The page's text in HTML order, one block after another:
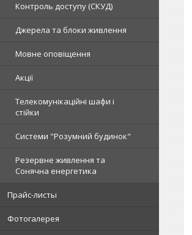
Контроль доступу (СКУД)
Джерела та блоки живлення
Мовне оповіщення
Акції
Телекомунікаційні шафи і
стійки
Системи "Розумний будинок"
Резервне живлення та
Сонячна енергетика
Прайс-листы
Фотогалерея